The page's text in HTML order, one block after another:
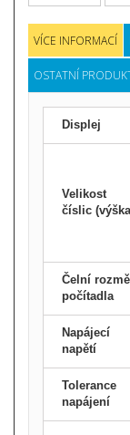
VÍCE INFORMACÍ
OSTATNÍ
Displej
Velikost
číslic
Čelní
počítadla
Napájecí
napětí
Tolerance
napájení